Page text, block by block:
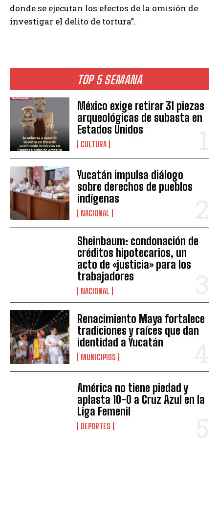
TOP 5 SEMANA
México exige retirar 31 piezas
arqueológicas de subasta en
Estados Unidos
CULTURA
Yucatán impulsa diálogo
sobre derechos de pueblos
indígenas
NACIONAL
Sheinbaum: condonación de
créditos hipotecarios, un
acto de «justicia» para los
trabajadores
NACIONAL
Renacimiento Maya fortalece
tradiciones y raíces que dan
identidad a Yucatán
MUNICIPIOS
América no tiene piedad y
aplasta 10-0 a Cruz Azul en la
Liga Femenil
DEPORTES
donde se ejecutan los efectos de la omisión de
investigar el delito de tortura”.